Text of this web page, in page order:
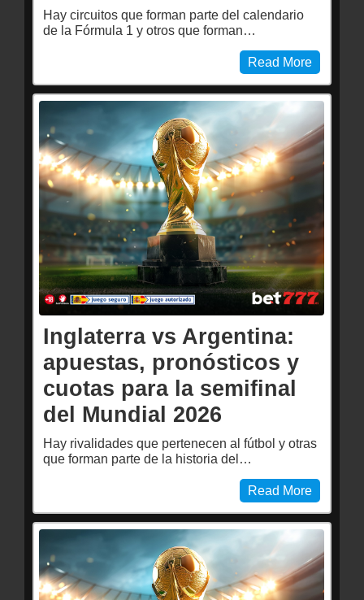
Hay circuitos que forman parte del calendario
de la Fórmula 1 y otros que forman…
Read More
Inglaterra vs Argentina:
apuestas, pronósticos y
cuotas para la semifinal
del Mundial 2026
Hay rivalidades que pertenecen al fútbol y otras
que forman parte de la historia del…
Read More